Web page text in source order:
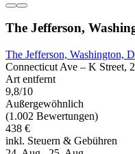
The Jefferson,
The Jefferson, Washington,
Connecticut Ave – K Street,
Art entfernt
9,8/10
Außergewöhnlich
(1.002 Bewertungen)
438 €
inkl. Steuern & Gebühren